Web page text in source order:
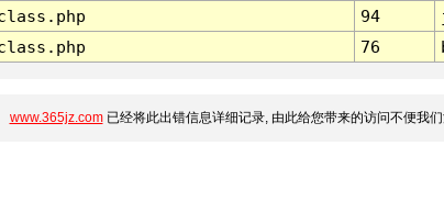
94
76
www.365jz.com已经将此出错信息详细记录, 由此给您带来的访问不便我